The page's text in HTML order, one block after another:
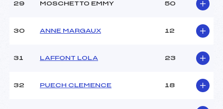
29 MOSCHETTO EMMY 50
30 ANNE MARGAUX 12
31 LAFFONT LOLA 23
32 PUECH CLEMENCE 18